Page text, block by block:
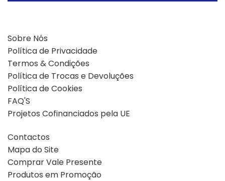
Sobre Nós
Política de Privacidade
Termos & Condições
Política de Trocas e Devoluções
Política de Cookies
FAQ'S
Projetos Cofinanciados pela UE
Contactos
Mapa do Site
Comprar Vale Presente
Produtos em Promoção